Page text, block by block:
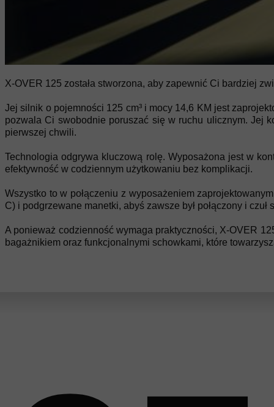
X-OVER 125 została stworzona, aby zapewnić Ci bardziej
Jej silnik o pojemności 125 cm³ i mocy 14,6 KM jest
pozwala Ci swobodnie poruszać się w ruchu ulicznym. Jej
pierwszej chwili.
Technologia odgrywa kluczową rolę. Wyposażona jest w
efektywność w codziennym użytkowaniu bez komplikacji.
Wszystko to w połączeniu z wyposażeniem
C) i podgrzewane manetki, abyś zawsze był połączony i
A ponieważ codzienność wymaga praktyczności, X-OVER
bagażnikiem oraz funkcjonalnymi schowkami, które